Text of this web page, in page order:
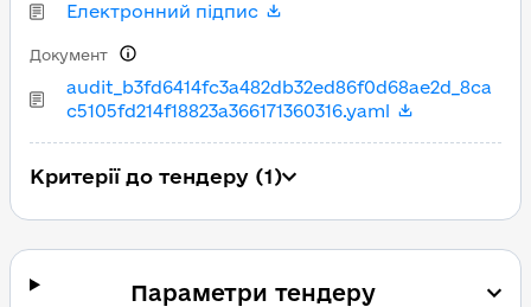
Електронний підпис
audit_b3fd6414fc3a482db32ed86f0d68ae2d_8ca
c5105fd214f18823a366171360316.yaml
Документ
Критерії до тендеру (1)
Параметри тендеру